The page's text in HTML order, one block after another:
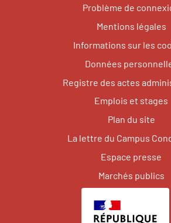
Problème de
Mentions légales
Informations sur les
Données
Registre des actes
Emplois et stages
Plan du site
La lettre du Campus
Espace presse
Marchés publics